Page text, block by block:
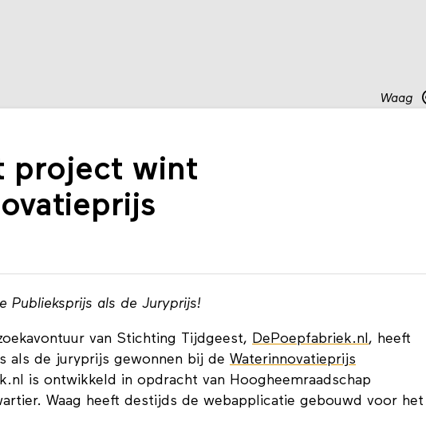
Waag
project wint
Publieksprijs als de Juryprijs!
van Stichting Tijdgeest, DePoepfabriek.nl, heeft
als de juryprijs gewonnen bij de Waterinnovatieprijs
is ontwikkeld in opdracht van Hoogheemraadschap
Waag heeft destijds de webapplicatie gebouwd voor het